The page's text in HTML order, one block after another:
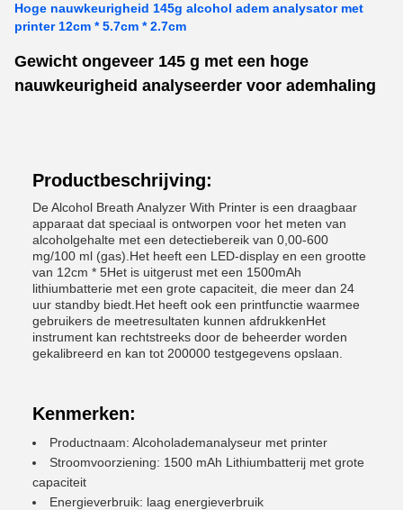
Hoge nauwkeurigheid 145g alcohol adem analysator met
printer 12cm * 5.7cm * 2.7cm
Gewicht ongeveer 145 g met een hoge
nauwkeurigheid analyseerder voor ademhaling
Productbeschrijving:
De Alcohol Breath Analyzer With Printer is een draagbaar
apparaat dat speciaal is ontworpen voor het meten van
alcoholgehalte met een detectiebereik van 0,00-600
mg/100 ml (gas).Het heeft een LED-display en een grootte
van 12cm * 5Het is uitgerust met een 1500mAh
lithiumbatterie met een grote capaciteit, die meer dan 24
uur standby biedt.Het heeft ook een printfunctie waarmee
gebruikers de meetresultaten kunnen afdrukkenHet
instrument kan rechtstreeks door de beheerder worden
gekalibreerd en kan tot 200000 testgegevens opslaan.
Kenmerken:
Productnaam: Alcoholademanalyseur met printer
Stroomvoorziening: 1500 mAh Lithiumbatterij met grote
capaciteit
Energieverbruik: laag energieverbruik